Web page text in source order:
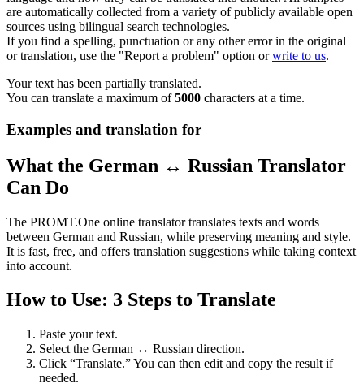
are automatically collected from a variety of publicly available open
sources using bilingual search technologies.
If you find a spelling, punctuation or any other error in the original
or translation, use the "Report a problem" option orwrite to us.
Your text has been partially translated.
You can translate a maximum of5000 characters at a time.
Examples and translation for
What the German ↔ Russian Translator
Can Do
The PROMT.One online translator translates texts and words
between German and Russian, while preserving meaning and style.
It is fast, free, and offers translation suggestions while taking context
into account.
How to Use: 3 Steps to Translate
Paste your text.
Select the German ↔ Russian direction.
Click “Translate.” You can then edit and copy the result if
needed.